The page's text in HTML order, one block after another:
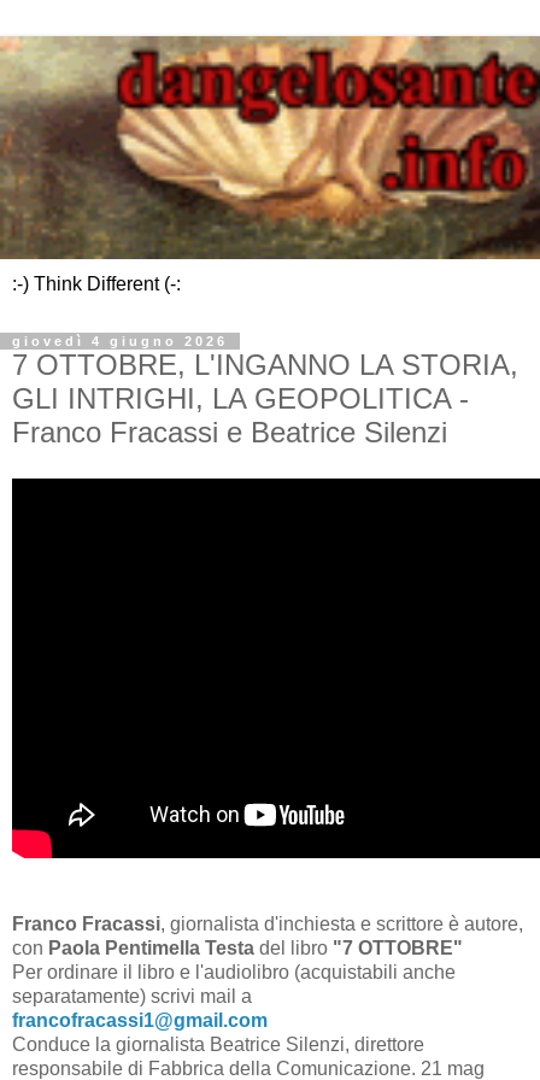
:-) Think Different (-:
giovedì 4 giugno 2026
7 OTTOBRE, L'INGANNO LA STORIA,
GLI INTRIGHI, LA GEOPOLITICA -
Franco Fracassi e Beatrice Silenzi
Franco Fracassi, giornalista d'inchiesta e scrittore è autore,
con Paola Pentimella Testa del libro "7 OTTOBRE"
Per ordinare il libro e l'audiolibro (acquistabili anche
separatamente) scrivi mail a
francofracassi1@gmail.com
Conduce la giornalista Beatrice Silenzi, direttore
responsabile di Fabbrica della Comunicazione. 21 mag